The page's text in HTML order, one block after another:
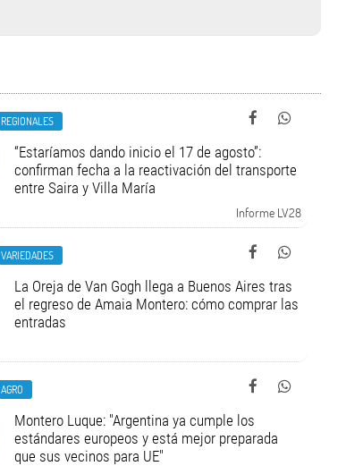
REGIONALES
“Estaríamos dando inicio el 17 de agosto”:
confirman fecha a la reactivación del transporte
entre Saira y Villa María
Informe LV28
VARIEDADES
La Oreja de Van Gogh llega a Buenos Aires tras
el regreso de Amaia Montero: cómo comprar las
entradas
AGRO
Montero Luque: "Argentina ya cumple los
estándares europeos y está mejor preparada
que sus vecinos para UE"